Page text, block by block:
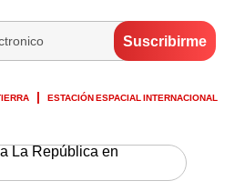
ESTACIÓN ESPACIAL INTERNACIONAL
La República en